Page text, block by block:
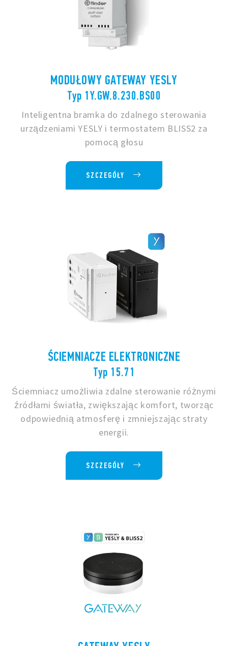
MODUŁOWY GATEWAY YESLY
Typ 1Y.GW.8.230.BS00
Inteligentna bramka do zdalnego sterowania
urządzeniami YESLY i termostatem BLISS2 za
pomocą głosu
SZCZEGÓŁY
ŚCIEMNIACZE ELEKTRONICZNE
Typ 15.71
Ściemniacz umożliwia zdalne sterowanie różnymi
źródłami światła, zwiększając komfort, tworząc
odpowiednią atmosferę i zmniejszając straty
energii.
SZCZEGÓŁY